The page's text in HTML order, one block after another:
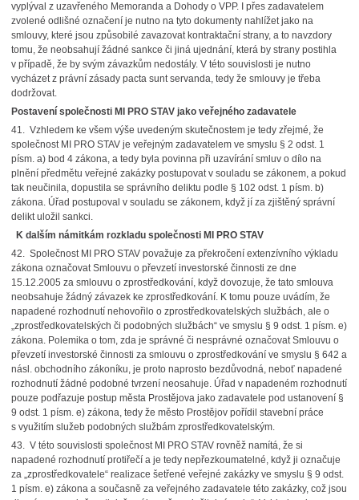
vyplýval z uzavřeného Memoranda a Dohody o VPP. I přes zadavatelem
zvolené odlišné označení je nutno na tyto dokumenty nahlížet jako na
smlouvy, které jsou způsobilé zavazovat kontraktační strany, a to navzdory
tomu, že neobsahují žádné sankce či jiná ujednání, která by strany postihla
v případě, že by svým závazkům nedostály. V této souvislosti je nutno
vycházet z právní zásady pacta sunt servanda, tedy že smlouvy je třeba
dodržovat.
Postavení společnosti MI PRO STAV jako veřejného zadavatele
41. Vzhledem ke všem výše uvedeným skutečnostem je tedy zřejmé, že
společnost MI PRO STAV je veřejným zadavatelem ve smyslu § 2 odst. 1
písm. a) bod 4 zákona, a tedy byla povinna při uzavírání smluv o dílo na
plnění předmětu veřejné zakázky postupovat v souladu se zákonem, a pokud
tak neučinila, dopustila se správního deliktu podle § 102 odst. 1 písm. b)
zákona. Úřad postupoval v souladu se zákonem, když jí za zjištěný správní
delikt uložil sankci.
K dalším námitkám rozkladu společnosti MI PRO STAV
42. Společnost MI PRO STAV považuje za překročení extenzívního výkladu
zákona označovat Smlouvu o převzetí investorské činnosti ze dne
15.12.2005 za smlouvu o zprostředkování, když dovozuje, že tato smlouva
neobsahuje žádný závazek ke zprostředkování. K tomu pouze uvádím, že
napadené rozhodnutí nehovořilo o zprostředkovatelských službách, ale o
„zprostředkovatelských či podobných službách“ ve smyslu § 9 odst. 1 písm. e)
zákona. Polemika o tom, zda je správné či nesprávné označovat Smlouvu o
převzetí investorské činnosti za smlouvu o zprostředkování ve smyslu § 642 a
násl. obchodního zákoníku, je proto naprosto bezdůvodná, neboť napadené
rozhodnutí žádné podobné tvrzení neosahuje. Úřad v napadeném rozhodnutí
pouze podřazuje postup města Prostějova jako zadavatele pod ustanovení §
9 odst. 1 písm. e) zákona, tedy že město Prostějov pořídil stavební práce
s využitím služeb podobných službám zprostředkovatelským.
43. V této souvislosti společnost MI PRO STAV rovněž namítá, že si
napadené rozhodnutí protiřečí a je tedy nepřezkoumatelné, když ji označuje
za „zprostředkovatele“ realizace šetřené veřejné zakázky ve smyslu § 9 odst.
1 písm. e) zákona a současně za veřejného zadavatele této zakázky, což jsou